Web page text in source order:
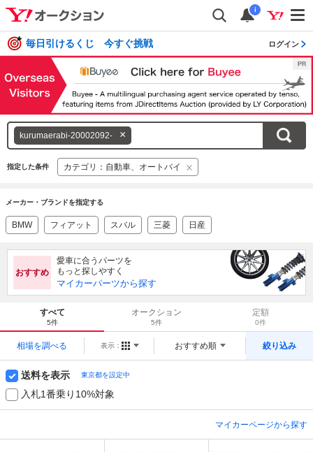
i
毎日引けるくじ 今すぐ挑戦 ログイン
kurumaerabi-20002092-
ー
指定した条件 カテゴリ：自動車、オートバイ
メーカー・ブランドを指定する
BMW フィアット スバル 三菱 日産
おすすめ
愛車に合うパーツを
もっと探しやすく
マイカーパーツから探す
すべて
5件
オークション
5件
定額
0件
相場を調べる 表示： おすすめ順 絞り込み
送料を表示 東京都を設定中
入札1番乗り10%対象
マイカーページから探す